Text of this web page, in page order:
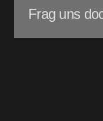
Frag uns